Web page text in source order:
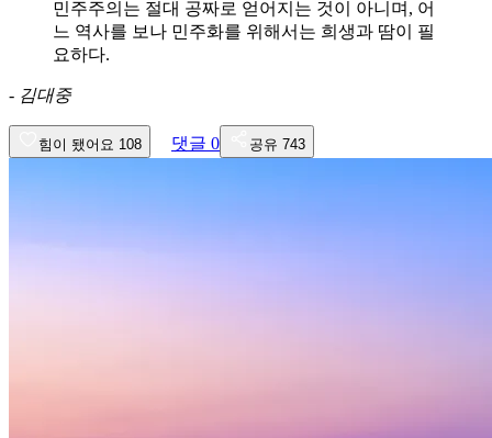
민주주의는 절대 공짜로 얻어지는 것이 아니며, 어
느 역사를 보나 민주화를 위해서는 희생과 땀이 필
요하다.
- 김대중
힘이 됐어요 108 댓글 0 공유 743